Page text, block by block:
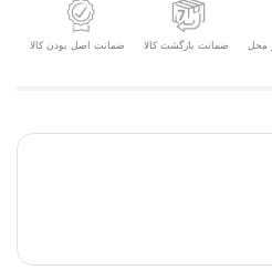
محل ضمانت بازگشت کالا ضمانت اصل بودن کالا